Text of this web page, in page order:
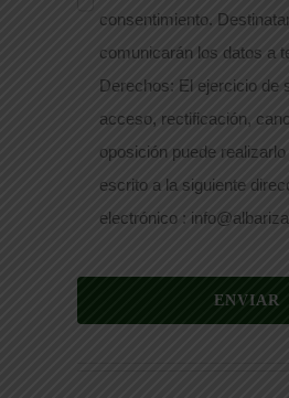
consentimiento.
comunicarán los datos a
Derechos: El ejercicio de
acceso, rectificación,
oposición puede
escrito a la siguiente
electrónico :
ENVIAR